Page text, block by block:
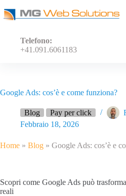
al
contenuto
Telefono:
+41.091.6061183
Google Ads: cos’è e come funziona?
Blog Pay per click
Febbraio 18, 2026
Home » Blog » Google Ads: cos’è e
Scopri come Google Ads può
reali